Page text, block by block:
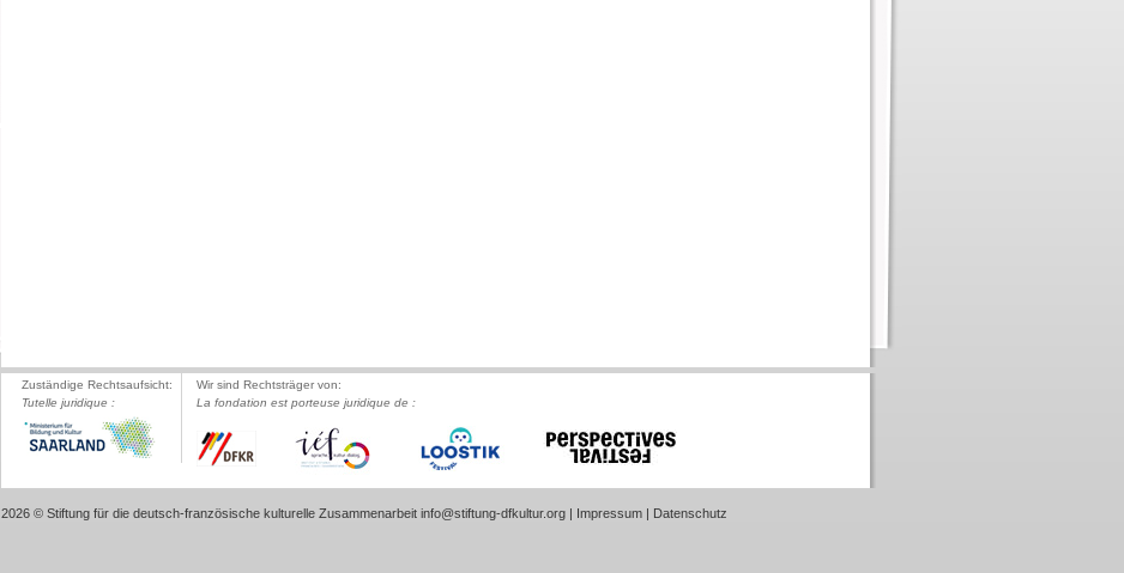
Zuständige Rechtsaufsicht:
Tutelle juridique :
Wir sind Rechtsträger von:
La fondation est porteuse juridique de :
2026 © Stiftung für die deutsch-französische kulturelle Zusammenarbeit info@stiftung-dfkultur.org | Impressum | Datenschutz